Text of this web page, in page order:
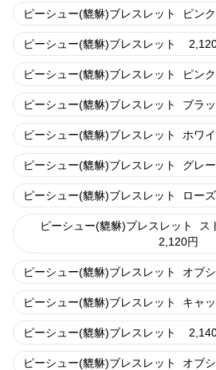
ピーシュー(貔貅)ブレスレット ピンク
ピーシュー(貔貅)ブレスレット
ピーシュー(貔貅)ブレスレット ピンク
ピーシュー(貔貅)ブレスレット ブラ
ピーシュー(貔貅)ブレスレット ホワ
ピーシュー(貔貅)ブレスレット グレー
ピーシュー(貔貅)ブレスレット ロー
ピーシュー(貔貅)ブレスレット
ス
2,120円
ピーシュー(貔貅)ブレスレット オブ
ピーシュー(貔貅)ブレスレット キャ
ピーシュー(貔貅)ブレスレット
ピーシュー(貔貅)ブレスレット オブ